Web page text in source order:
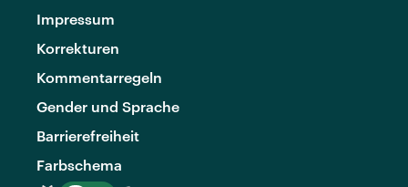
Impressum
Korrekturen
Kommentarregeln
Gender und Sprache
Barrierefreiheit
Farbschema